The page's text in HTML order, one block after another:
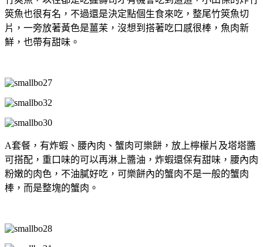
筴魚也很有名，不過還是決定點個生食來吃，整尾竹筴魚切
片，一旁放著黃色是薑苿，沒想到搭著吃口感很棒，魚肉新
鮮，也帶有甜味。
A套餐，有炸蝦、腰內肉、蟹肉可樂餅，放上檸檬片及塔塔醬
可搭配，重口味的可以再淋上醬油，炸蝦還保有甜味，腰內肉
粉嫩的肉色，不油膩好吃，可樂餅內的蟹肉不是一般的蟹肉
棒，而是整塊的蟹肉。